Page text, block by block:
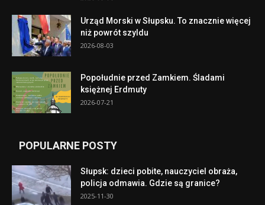
Urząd Morski w Słupsku. To znacznie więcej
niż powrót szyldu
2026-08-03
Popołudnie przed Zamkiem. Śladami
księżnej Erdmuty
2026-07-21
POPULARNE POSTY
Słupsk: dzieci pobite, nauczyciel obraża,
policja odmawia. Gdzie są granice?
2025-11-30